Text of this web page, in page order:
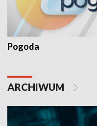
Pogoda
ARCHIWUM